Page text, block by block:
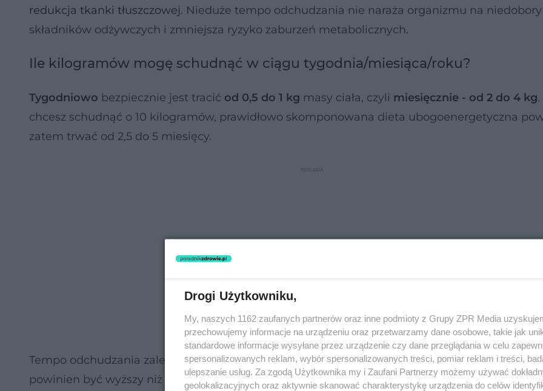
redukcja tkanki tłuszczowej. Nieduże tempo odchudzania nie naraża organizmu na niedobory
składników odżywczych i zmniejsza ryzyko zaburzeń metabolicznych.
Ile kilogramów mogę schudnąć w ciągu tygodnia/miesiąca/roku?
Tygodniowo bezpiecznie jest tracić od 0,5 do 1 kg masy ciała, czyli miesięcznie - od 2 do 4 kg
chcesz schudnąć o 10 kilogramów, prawidłowo skomponowana dieta ubogoenergetyczna
zatem trwać od 2,5 do 5 miesięcy.
Tempo odchudzania zależy też od wagi wyjściowej. Według zaleceń dietetyków spadek masy
powinien być wyższy niż
10 proc. w ciągu roku. Wydaje się to niewiele, ale po trzech latach
Drogi Użytkowniku,
My, naszych 1162 zaufanych partnerów oraz inne podmioty z Grupy ZPR Media
przechowujemy informacje na urządzeniu oraz przetwarzamy dane osobowe, takie jak
standardowe informacje wysyłane przez urządzenie czy dane przeglądania w celu
spersonalizowanych reklam, wybór spersonalizowanych treści, pomiar reklam i treści,
ulepszanie usług. Za zgodą Użytkownika my i Zaufani Partnerzy możemy używać
geolokalizacyjnych oraz aktywnie skanować charakterystykę urządzenia do celów